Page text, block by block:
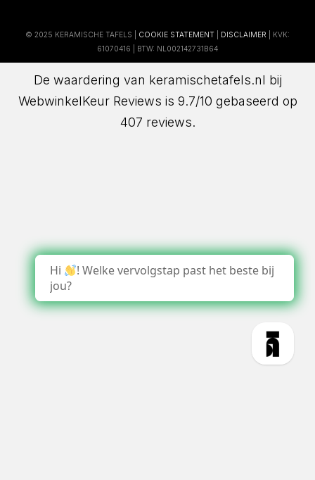
© 2025 KERAMISCHE TAFELS | COOKIE STATEMENT DISCLAIMER | KVK:
61070416 | BTW: NL002142731B64
De waardering van keramischetafels.nl bij
WebwinkelKeur Reviews is 9.7/10 gebaseerd op
407 reviews.
Hi
! Welke vervolgstap past het beste bij
jou?